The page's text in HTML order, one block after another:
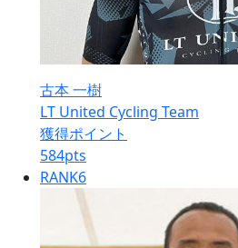
古本 一樹
LT United Cycling Team
獲得ポイント
584pts
RANK6